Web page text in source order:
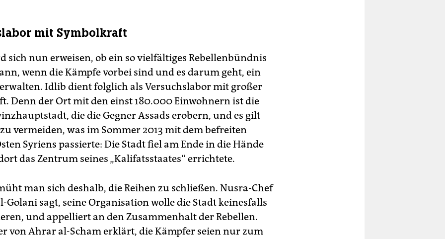
mit Symbolkraft
sich nun erweisen, ob ein so vielfältiges Rebellenbündnis
wenn die Kämpfe vorbei sind und es darum geht, ein
Idlib dient folglich als Versuchslabor mit großer
Denn der Ort mit den einst 180.000 Einwohnern ist die
die die Gegner Assads erobern, und es gilt
vermeiden, was im Sommer 2013 mit dem befreiten
Syriens passierte: Die Stadt fiel am Ende in die Hände
das Zentrum seines „Kalifatsstaates“ errichtete.
man sich deshalb, die Reihen zu schließen. Nusra-Chef
Golani sagt, seine Organisation wolle die Stadt keinesfalls
und appelliert an den Zusammenhalt der Rebellen.
von Ahrar al-Scham erklärt, die Kämpfer seien nur zum